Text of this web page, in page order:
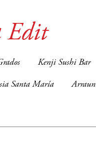
Edit
Kenji Sushi Bar
Santa María Arraun